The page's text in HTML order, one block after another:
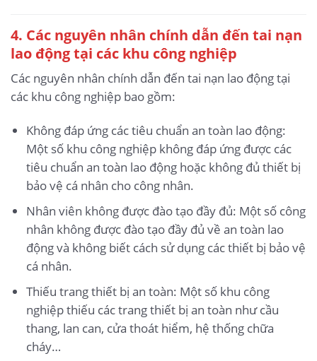
4. Các nguyên nhân chính dẫn đến tai nạn
lao độngtại các khu công nghiệp
Các nguyên nhân chính dẫn đến tai nạn lao động tại
các khu công nghiệp bao gồm:
Không đáp ứng các tiêu chuẩn an toàn lao động:
Một số khu công nghiệp không đáp ứng được các
tiêu chuẩn an toàn lao động hoặc không đủ thiết bị
bảo vệ cá nhân cho công nhân.
Nhân viên không được đào tạo đầy đủ: Một số công
nhân không được đào tạo đầy đủ về an toàn lao
động và không biết cách sử dụng các thiết bị bảo vệ
cá nhân.
Thiếu trang thiết bị an toàn: Một số khu công
nghiệp thiếu các trang thiết bị an toàn như cầu
thang, lan can, cửa thoát hiểm, hệ thống chữa
cháy…